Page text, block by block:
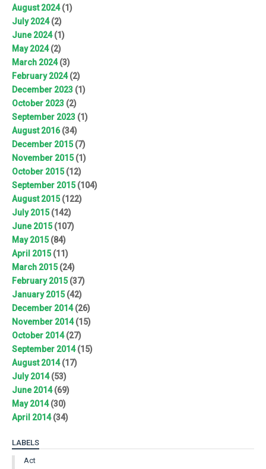
August 2024(1)
July 2024(2)
June 2024(1)
May 2024(2)
March 2024(3)
February 2024(2)
December 2023 (1)
October 2023 (2)
September 2023 (1)
August 2016(34)
December 2015(7)
November 2015(1)
October 2015(12)
September 2015(104)
August 2015(122)
July 2015(142)
June 2015(107)
May 2015(84)
April 2015(11)
March 2015(24)
February 2015(37)
January 2015(42)
December 2014(26)
November 2014(15)
October 2014(27)
September 2014(15)
August 2014(17)
July 2014(53)
June 2014(69)
May 2014(30)
April 2014(34)
LABELS
Act